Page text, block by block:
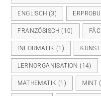
ENGLISCH (3)
FRANZÖSISCH (10)
INFORMATIK (1) KUNST
LERNORGANISATION (14)
MATHEMATIK (1) MINT